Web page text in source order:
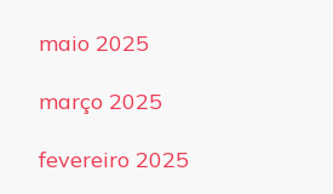
maio 2025
março 2025
fevereiro 2025